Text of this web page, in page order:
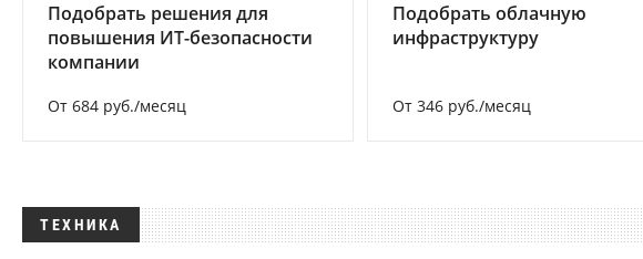
Подобрать решения для
повышения ИТ-безопасности
компании
От 684 руб./месяц
Подобрать облачную
инфраструктуру
От 346 руб./месяц
ТЕХНИКА